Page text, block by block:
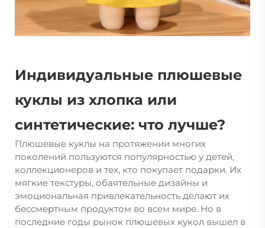
Индивидуальные плюшевые
куклы из хлопка или
синтетические: что лучше?
Плюшевые куклы на протяжении многих
поколений пользуются популярностью у детей,
коллекционеров и тех, кто покупает подарки. Их
мягкие текстуры, обаятельные дизайны и
эмоциональная привлекательность делают их
бессмертным продуктом во всем мире. Но в
последние годы рынок плюшевых кукол вышел в